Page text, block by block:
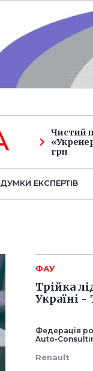
Чистий
грн
ДУМКИ ЕКСПЕРТIВ
ФАУ
Трійка
Україні
Федерація
Auto-
Renault